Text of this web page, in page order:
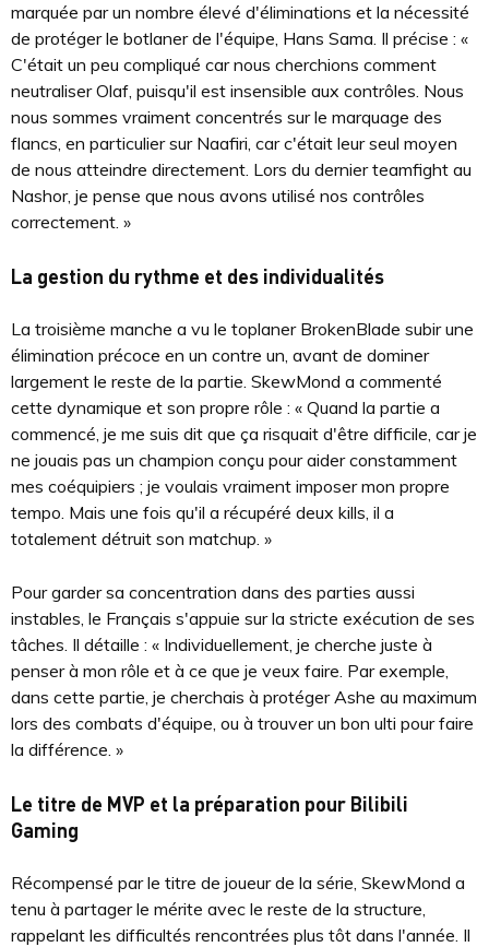
marquée par un nombre élevé d'éliminations et la nécessité
de protéger le botlaner de l'équipe, Hans Sama. Il précise : «
C'était un peu compliqué car nous cherchions comment
neutraliser Olaf, puisqu'il est insensible aux contrôles. Nous
nous sommes vraiment concentrés sur le marquage des
flancs, en particulier sur Naafiri, car c'était leur seul moyen
de nous atteindre directement. Lors du dernier teamfight au
Nashor, je pense que nous avons utilisé nos contrôles
correctement. »
La gestion du rythme et des individualités
La troisième manche a vu le toplaner BrokenBlade subir une
élimination précoce en un contre un, avant de dominer
largement le reste de la partie. SkewMond a commenté
cette dynamique et son propre rôle : « Quand la partie a
commencé, je me suis dit que ça risquait d'être difficile, car je
ne jouais pas un champion conçu pour aider constamment
mes coéquipiers ; je voulais vraiment imposer mon propre
tempo. Mais une fois qu'il a récupéré deux kills, il a
totalement détruit son matchup. »
Pour garder sa concentration dans des parties aussi
instables, le Français s'appuie sur la stricte exécution de ses
tâches. Il détaille : « Individuellement, je cherche juste à
penser à mon rôle et à ce que je veux faire. Par exemple,
dans cette partie, je cherchais à protéger Ashe au maximum
lors des combats d'équipe, ou à trouver un bon ulti pour faire
la différence. »
Le titre de MVP et la préparation pour Bilibili
Gaming
Récompensé par le titre de joueur de la série, SkewMond a
tenu à partager le mérite avec le reste de la structure,
rappelant les difficultés rencontrées plus tôt dans l'année. Il